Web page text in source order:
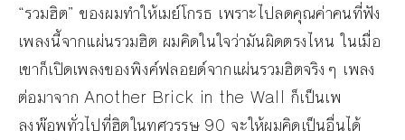
“รวมฮิต” ของผมทำให้เมย์โกรธ เพราะไปลดคุณค่าคนที่ฟัง
เพลงนี้จากแผ่นรวมฮิต ผมคิดในใจว่ามันผิดตรงไหน ในเมื่อ
เขาก็เปิดเพลงของพิงค์ฟลอยด์จากแผ่นรวมฮิตจริงๆ เพลง
ต่อมาจาก Another Brick in the Wall ก็เป็นเพ
ลงพ๊อพทั่วไปที่ฮิตในทศวรรษ 90 จะให้ผมคิดเป็นอื่นได้